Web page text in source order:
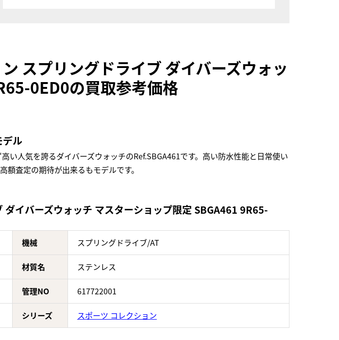
スプリングドライブ ダイバーズウォッ
0ED0の買取参考価格
デル
人気を誇るダイバーズウォッチのRef.SBGA461です。高い防水性能と日常使い
査定の期待が出来るもモデルです。
イバーズウォッチ マスターショップ限定 SBGA461 9R65-
機械 スプリングドライブ/AT
材質名 ステンレス
管理NO 617722001
シリーズ スポーツ コレクション